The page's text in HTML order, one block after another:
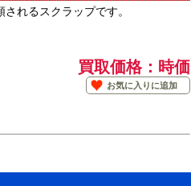
れるスクラップです。
買取価格：時価
お気に入りに追加